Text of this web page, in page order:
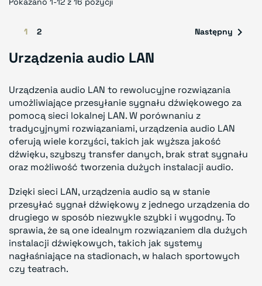
1 2 Następny 
Urządzenia audio LAN
Urządzenia audio LAN to rewolucyjne rozwiązania
umożliwiające przesyłanie sygnału dźwiękowego za
pomocą sieci lokalnej LAN. W porównaniu z
tradycyjnymi rozwiązaniami, urządzenia audio LAN
oferują wiele korzyści, takich jak wyższa jakość
dźwięku, szybszy transfer danych, brak strat sygnału
oraz możliwość tworzenia dużych instalacji audio.
Dzięki sieci LAN, urządzenia audio są w stanie
przesyłać sygnał dźwiękowy z jednego urządzenia do
drugiego w sposób niezwykle szybki i wygodny. To
sprawia, że są one idealnym rozwiązaniem dla dużych
instalacji dźwiękowych, takich jak systemy
nagłaśniające na stadionach, w halach sportowych
czy teatrach.